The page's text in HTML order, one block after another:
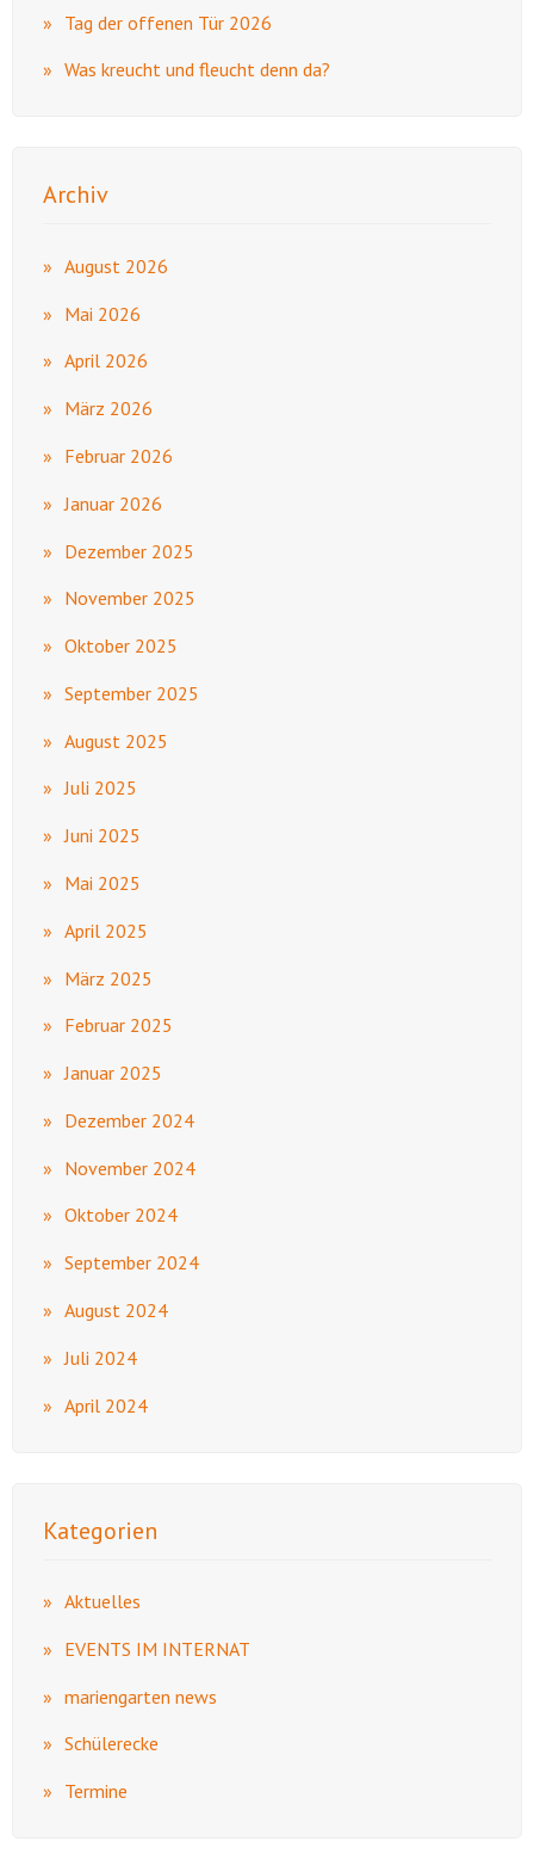
Tag der offenen Tür 2026
Was kreucht und fleucht denn da?
Archiv
August 2026
Mai 2026
April 2026
März 2026
Februar 2026
Januar 2026
Dezember 2025
November 2025
Oktober 2025
September 2025
August 2025
Juli 2025
Juni 2025
Mai 2025
April 2025
März 2025
Februar 2025
Januar 2025
Dezember 2024
November 2024
Oktober 2024
September 2024
August 2024
Juli 2024
April 2024
Kategorien
Aktuelles
EVENTS IM INTERNAT
mariengarten news
Schülerecke
Termine